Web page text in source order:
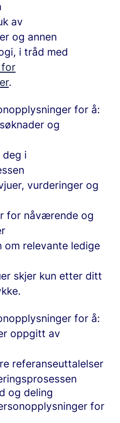
av
og annen
i tråd med
for
.
for å:
og
deg i
vurderinger og
for nåværende og
om relevante ledige
skjer kun etter ditt
for å:
oppgitt av
referanseuttalelser
og deling
for